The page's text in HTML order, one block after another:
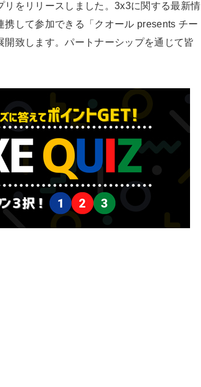
をリリースしました。3x3に関する最新情
して参加できる「クオール presents チー
致します。パートナーシップを通じて皆